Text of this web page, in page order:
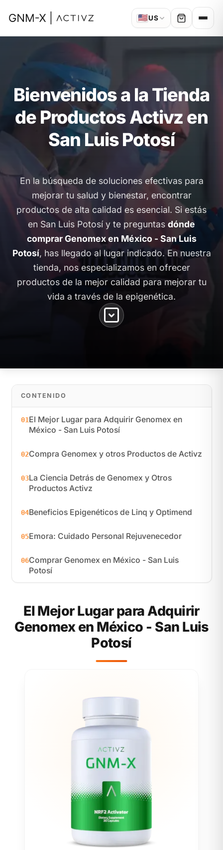
🇺🇸US
Bienvenidos a la Tienda
de Productos Activz en
San Luis Potosí
En la búsqueda de soluciones efectivas para
mejorar tu salud y bienestar, encontrar
productos de alta calidad es esencial. Si estás
en San Luis Potosí y te preguntas dónde
comprar Genomex en México - San Luis
Potosí, has llegado al lugar indicado. En nuestra
tienda, nos especializamos en ofrecer
productos de la mejor calidad para mejorar tu
vida a través de la epigenética.
CONTENIDO
01El Mejor Lugar para Adquirir Genomex en
México - San Luis Potosí
02Compra Genomex y otros Productos de Activz
03La Ciencia Detrás de Genomex y Otros
Productos Activz
04Beneficios Epigenéticos de Linq y Optimend
05Emora: Cuidado Personal Rejuvenecedor
06Comprar Genomex en México - San Luis
Potosí
El Mejor Lugar para Adquirir
Genomex en México - San Luis
Potosí